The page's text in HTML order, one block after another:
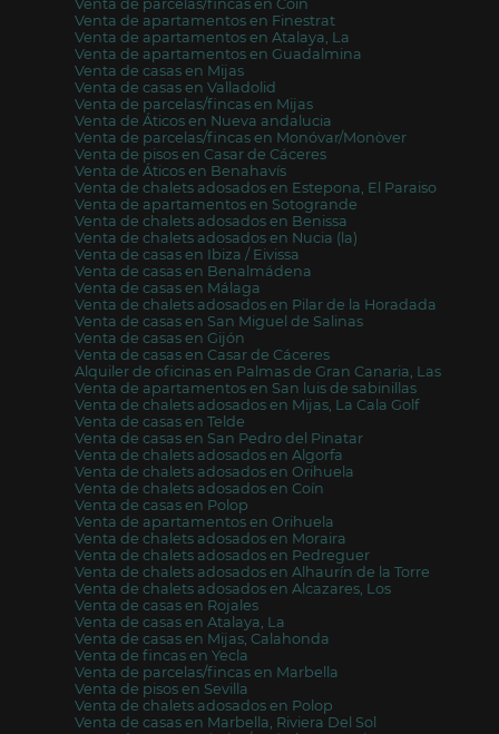
Venta de parcelas/fincas en Coín
Venta de apartamentos en Finestrat
Venta de apartamentos en Atalaya, La
Venta de apartamentos en Guadalmina
Venta de casas en Mijas
Venta de casas en Valladolid
Venta de parcelas/fincas en Mijas
Venta de Áticos en Nueva andalucia
Venta de parcelas/fincas en Monóvar/Monòver
Venta de pisos en Casar de Cáceres
Venta de Áticos en Benahavís
Venta de chalets adosados en Estepona, El Paraiso
Venta de apartamentos en Sotogrande
Venta de chalets adosados en Benissa
Venta de chalets adosados en Nucia (la)
Venta de casas en Ibiza / Eivissa
Venta de casas en Benalmádena
Venta de casas en Málaga
Venta de chalets adosados en Pilar de la Horadada
Venta de casas en San Miguel de Salinas
Venta de casas en Gijón
Venta de casas en Casar de Cáceres
Alquiler de oficinas en Palmas de Gran Canaria, Las
Venta de apartamentos en San luis de sabinillas
Venta de chalets adosados en Mijas, La Cala Golf
Venta de casas en Telde
Venta de casas en San Pedro del Pinatar
Venta de chalets adosados en Algorfa
Venta de chalets adosados en Orihuela
Venta de chalets adosados en Coín
Venta de casas en Polop
Venta de apartamentos en Orihuela
Venta de chalets adosados en Moraira
Venta de chalets adosados en Pedreguer
Venta de chalets adosados en Alhaurín de la Torre
Venta de chalets adosados en Alcazares, Los
Venta de casas en Rojales
Venta de casas en Atalaya, La
Venta de casas en Mijas, Calahonda
Venta de fincas en Yecla
Venta de parcelas/fincas en Marbella
Venta de pisos en Sevilla
Venta de chalets adosados en Polop
Venta de casas en Marbella, Riviera Del Sol